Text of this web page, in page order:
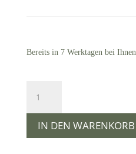
Bereits in 7 Werktagen bei Ihnen.
aus
individuellen
Fertiggerichten
vom
IN DEN WARENKORB